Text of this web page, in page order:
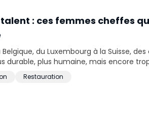
: ces femmes cheffes
Belgique, du Luxembourg à la Suisse,
durable, plus humaine, mais encore
Restauration